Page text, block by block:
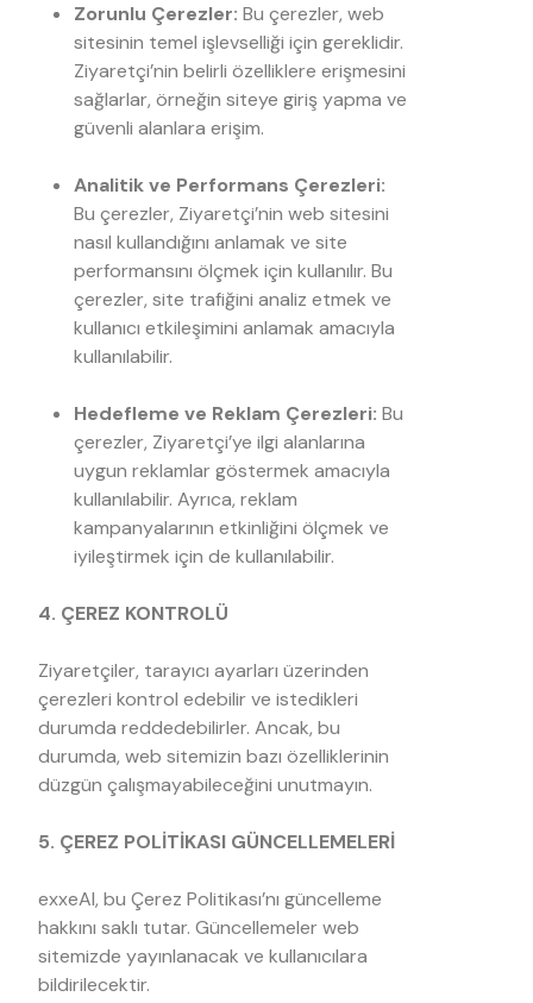
Zorunlu Çerezler: Bu çerezler, web
sitesinin temel işlevselliği için gereklidir.
Ziyaretçi’nin belirli özelliklere erişmesini
sağlarlar, örneğin siteye giriş yapma ve
güvenli alanlara erişim.
Analitik ve Performans Çerezleri:
Bu çerezler, Ziyaretçi’nin web sitesini
nasıl kullandığını anlamak ve site
performansını ölçmek için kullanılır. Bu
çerezler, site trafiğini analiz etmek ve
kullanıcı etkileşimini anlamak amacıyla
kullanılabilir.
Hedefleme ve Reklam Çerezleri: Bu
çerezler, Ziyaretçi’ye ilgi alanlarına
uygun reklamlar göstermek amacıyla
kullanılabilir. Ayrıca, reklam
kampanyalarının etkinliğini ölçmek ve
iyileştirmek için de kullanılabilir.
4. ÇEREZ KONTROLÜ
Ziyaretçiler, tarayıcı ayarları üzerinden
çerezleri kontrol edebilir ve istedikleri
durumda reddedebilirler. Ancak, bu
durumda, web sitemizin bazı özelliklerinin
düzgün çalışmayabileceğini unutmayın.
5. ÇEREZ POLİTİKASI GÜNCELLEMELERİ
exxeAI, bu Çerez Politikası’nı güncelleme
hakkını saklı tutar. Güncellemeler web
sitemizde yayınlanacak ve kullanıcılara
bildirilecektir.